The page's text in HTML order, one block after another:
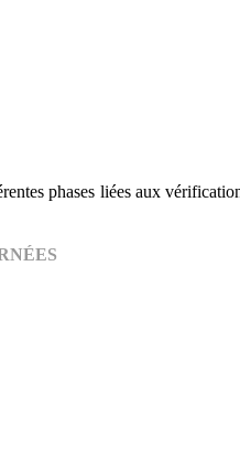
phases liées aux